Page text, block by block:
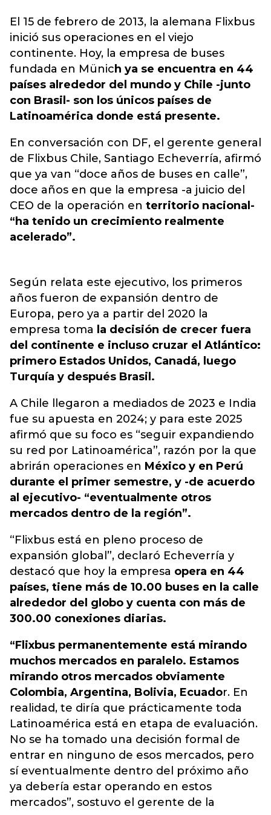
El 15 de febrero de 2013, la alemana Flixbus
inició sus operaciones en el viejo
continente. Hoy, la empresa de buses
fundada en Münich ya se encuentra en 44
países alrededor del mundo y Chile -junto
con Brasil- son los únicos países de
Latinoamérica donde está presente.
En conversación con DF, el gerente general
de Flixbus Chile, Santiago Echeverría, afirmó
que ya van “doce años de buses en calle”,
doce años en que la empresa -a juicio del
CEO de la operación en territorio nacional-
“ha tenido un crecimiento realmente
acelerado”.
Según relata este ejecutivo, los primeros
años fueron de expansión dentro de
Europa, pero ya a partir del 2020 la
empresa toma la decisión de crecer fuera
del continente e incluso cruzar el Atlántico:
primero Estados Unidos, Canadá, luego
Turquía y después Brasil.
A Chile llegaron a mediados de 2023 e India
fue su apuesta en 2024; y para este 2025
afirmó que su foco es “seguir expandiendo
su red por Latinoamérica”, razón por la que
abrirán operaciones en México y en Perú
durante el primer semestre, y -de acuerdo
al ejecutivo- “eventualmente otros
mercados dentro de la región”.
“Flixbus está en pleno proceso de
expansión global”, declaró Echeverría y
destacó que hoy la empresa opera en 44
países, tiene más de 10.00 buses en la calle
alrededor del globo y cuenta con más de
300.00 conexiones diarias.
“Flixbus permanentemente está mirando
muchos mercados en paralelo. Estamos
mirando otros mercados obviamente
Colombia, Argentina, Bolivia, Ecuador. En
realidad, te diría que prácticamente toda
Latinoamérica está en etapa de evaluación.
No se ha tomado una decisión formal de
entrar en ninguno de esos mercados, pero
sí eventualmente dentro del próximo año
ya debería estar operando en estos
mercados”, sostuvo el gerente de la